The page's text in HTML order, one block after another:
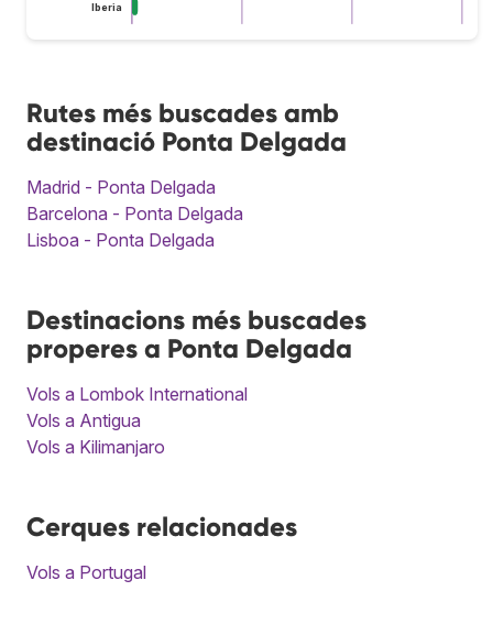
Iberia
Rutes més buscades amb
destinació Ponta Delgada
Madrid - Ponta Delgada
Barcelona - Ponta Delgada
Lisboa - Ponta Delgada
Destinacions més buscades
properes a Ponta Delgada
Vols a Lombok International
Vols a Antigua
Vols a Kilimanjaro
Cerques relacionades
Vols a Portugal